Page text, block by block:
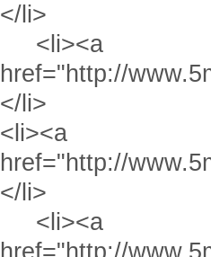
</li>
<li><a
href="http://
</li>
<li><a
href="http://
</li>
<li><a